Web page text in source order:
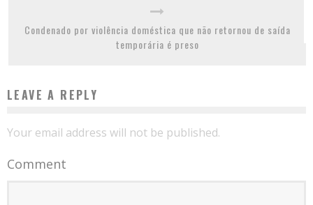
Condenado por violência doméstica que não retornou de saída
temporária é preso
LEAVE A REPLY
Your email address will not be published.
Comment